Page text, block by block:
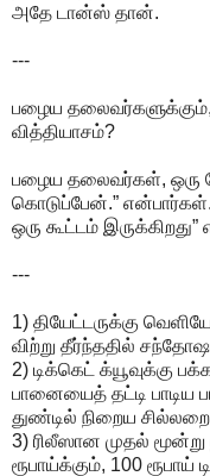
அதே டான்ஸ் தான்.
---
பழைய
வித்தியாசம்?
பழைய தலைவர்கள், ஒரு
கொடுப்பேன்.”
ஒரு கூட்டம்
---
1) தியேட்டருக்கு
விற்று தீர்ந்ததில்
2) டிக்கெட் க்யூவுக்கு
பானையைத் தட்டி பாடிய
துண்டில் நிறைய
3) ரிலீஸான முதல் மூன்று
ரூபாய்க்கும், 100 ரூபாய்